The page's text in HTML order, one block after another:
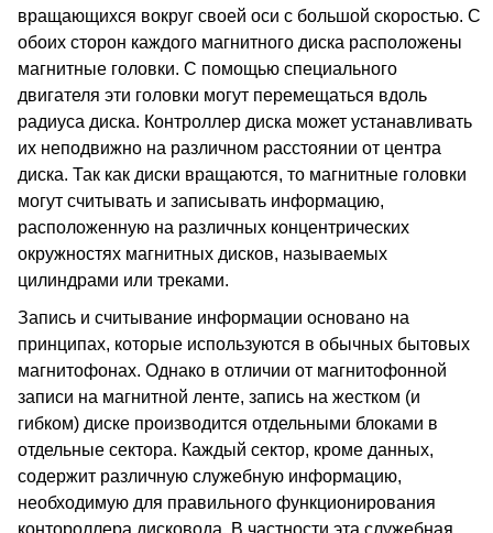
вращающихся вокруг своей оси с большой скоростью. С
обоих сторон каждого магнитного диска расположены
магнитные головки. С помощью специального
двигателя эти головки могут перемещаться вдоль
радиуса диска. Контроллер диска может устанавливать
их неподвижно на различном расстоянии от центра
диска. Так как диски вращаются, то магнитные головки
могут считывать и записывать информацию,
расположенную на различных концентрических
окружностях магнитных дисков, называемых
цилиндрами или треками.
Запись и считывание информации основано на
принципах, которые используются в обычных бытовых
магнитофонах. Однако в отличии от магнитофонной
записи на магнитной ленте, запись на жестком (и
гибком) диске производится отдельными блоками в
отдельные сектора. Каждый сектор, кроме данных,
содержит различную служебную информацию,
необходимую для правильного функционирования
контороллера дисковода. В частности эта служебная